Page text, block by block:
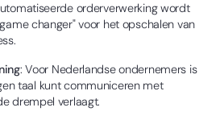
orderverwerking wordt
changer" voor het opschalen van
: Voor Nederlandse ondernemers is
taal kunt communiceren met
drempel verlaagt.